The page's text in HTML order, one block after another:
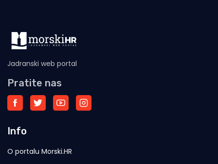
Jadranski web portal
Pratite nas
Info
O portalu Morski.HR